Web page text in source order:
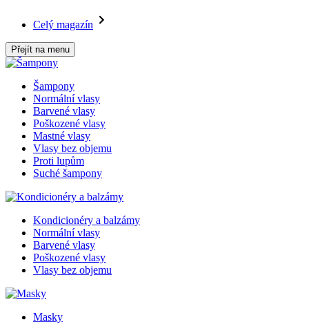
Celý magazín
Přejít na menu
Šampony
Normální vlasy
Barvené vlasy
Poškozené vlasy
Mastné vlasy
Vlasy bez objemu
Proti lupům
Suché šampony
Kondicionéry a balzámy
Normální vlasy
Barvené vlasy
Poškozené vlasy
Vlasy bez objemu
Masky